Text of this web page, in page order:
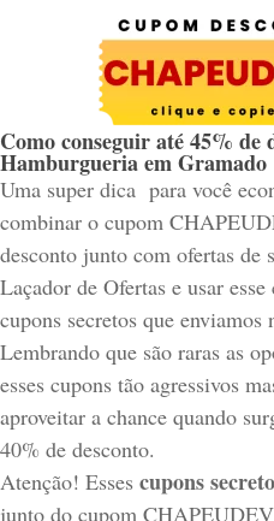
Como conseguir até 45% de
Hamburgueria em Gramado
Uma super dica para você
combinar o cupom
desconto junto com ofertas de
Laçador de Ofertas e usar
cupons secretos que enviamos
Lembrando que são raras as
esses cupons tão agressivos
aproveitar a chance quando
40% de desconto.
Atenção! Esses cupons
junto do cupom